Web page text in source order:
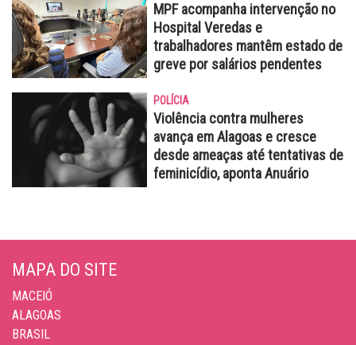
MPF acompanha intervenção no
Hospital Veredas e
trabalhadores mantêm estado de
greve por salários pendentes
POLÍCIA
Violência contra mulheres
avança em Alagoas e cresce
desde ameaças até tentativas de
feminicídio, aponta Anuário
MAPA DO SITE
MACEIÓ
ALAGOAS
BRASIL